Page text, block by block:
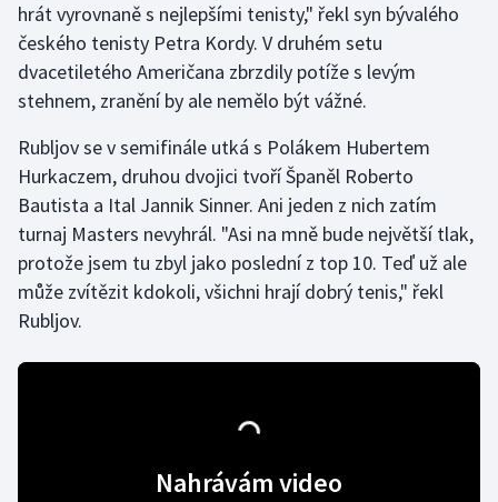
Ragby
Rychlobruslení
Rychlostní kanoistika
Short track
Sportovní střelba
Stolní tenis
hrát vyrovnaně s nejlepšími tenisty," řekl syn bývalého
českého tenisty Petra Kordy. V druhém setu
dvacetiletého Američana zbrzdily potíže s levým
stehnem, zranění by ale nemělo být vážné.
Rubljov se v semifinále utká s Polákem Hubertem
Hurkaczem, druhou dvojici tvoří Španěl Roberto
Bautista a Ital Jannik Sinner. Ani jeden z nich zatím
turnaj Masters nevyhrál. "Asi na mně bude největší tlak,
protože jsem tu zbyl jako poslední z top 10. Teď už ale
může zvítězit kdokoli, všichni hrají dobrý tenis," řekl
Rubljov.
Nahrávám video